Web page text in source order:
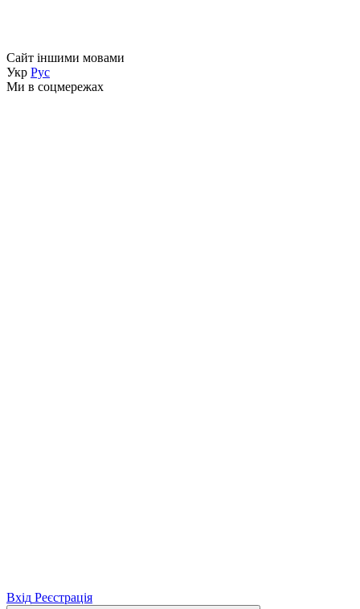
Сайт іншими мовами
Укр Рус
Ми в соцмережах
Вхід Реєстрація